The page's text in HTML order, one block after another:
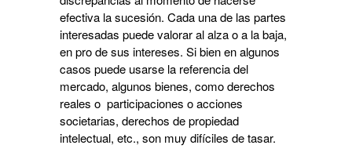
efectiva la sucesión. Cada una de las partes
interesadas puede valorar al alza o a la baja,
en pro de sus intereses. Si bien en algunos
casos puede usarse la referencia del
mercado, algunos bienes, como derechos
reales o participaciones o acciones
societarias, derechos de propiedad
intelectual, etc., son muy difíciles de tasar.